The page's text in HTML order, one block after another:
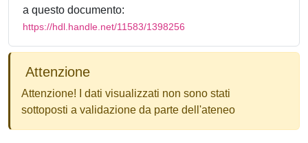
a questo documento:
https://hdl.handle.net/11583/1398256
Attenzione
Attenzione! I dati visualizzati non sono stati
sottoposti a validazione da parte dell'ateneo